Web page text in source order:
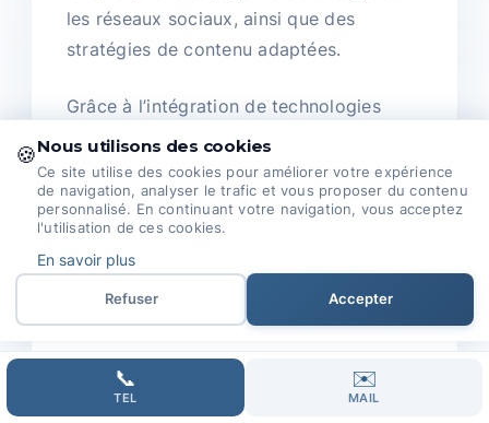
les réseaux sociaux, ainsi que des
stratégies de contenu adaptées.
Grâce à l’intégration de technologies
innovantes comme l’automatisation par
intelligence artificielle, nous assurons
que votre présence en ligne reste
dynamique et performante.
Nous sommes engagés à vous
accompagner sur le long terme.
Après le lancement de votre site, notre
soutien ne s'arrête pas là : nous assurons
📞
TEL
✉️
MAIL
🍪Nous utilisons des cookies
Ce site utilise des cookies pour améliorer votre expérience
de navigation, analyser le trafic et vous proposer du contenu
personnalisé. En continuant votre navigation, vous acceptez
l'utilisation de ces cookies.
En savoir plus
Refuser Accepter